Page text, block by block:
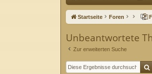
ne
ug
Startseite Foren
Unbeantwortete
Zur erweiterten Suche